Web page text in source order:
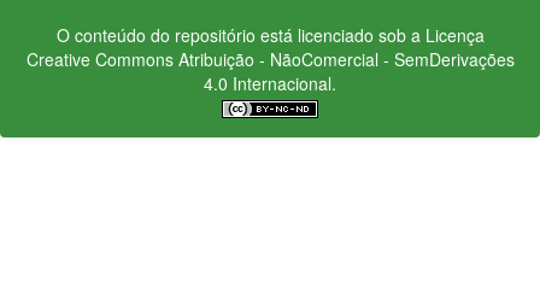
O conteúdo do repositório está licenciado sob a Licença
Creative CommonsAtribuição - NãoComercial - SemDerivações
4.0 Internacional.